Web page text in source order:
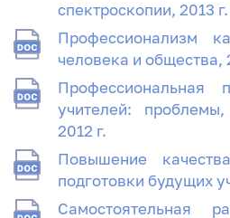
спектроскопии, 2013 г.
Профессионализм
человека и общества,
Профессиональная
учителей:
2012 г.
Повышение
подготовки будущих
Самостоятельная